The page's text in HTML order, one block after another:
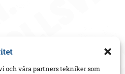
och våra partners tekniker som